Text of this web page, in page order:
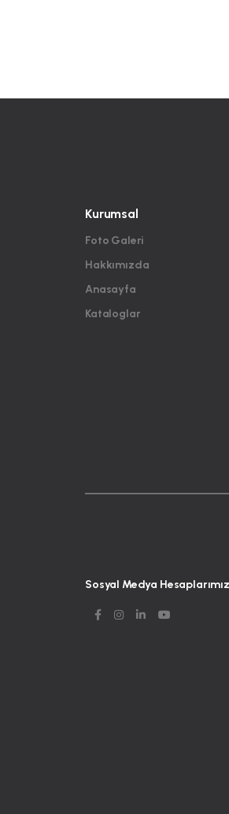
Kurumsal
Foto Galeri
Hakkımızda
Anasayfa
Kataloglar
Sosyal Medya Hesaplarımız